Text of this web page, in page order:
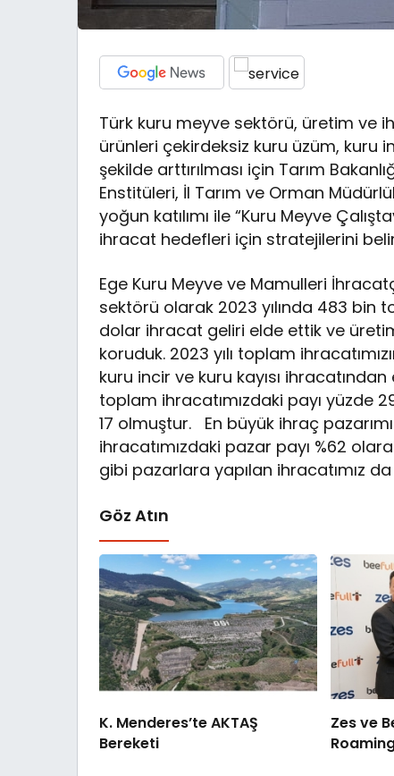
Türk kuru meyve sektörü, üretim ve
ürünleri çekirdeksiz kuru üzüm, kuru
şekilde arttırılması için Tarım
Enstitüleri, İl Tarım ve Orman
yoğun katılımı ile “Kuru Meyve
ihracat hedefleri için stratejilerini
Ege Kuru Meyve ve Mamulleri
sektörü olarak 2023 yılında 483 bin
dolar ihracat geliri elde ettik ve
koruduk. 2023 yılı toplam
kuru incir ve kuru kayısı
toplam ihracatımızdaki payı yüzde
17 olmuştur. En büyük ihraç
ihracatımızdaki pazar payı %62
gibi pazarlara yapılan ihracatımız
Göz Atın
K. Menderes’te AKTAŞ
Bereketi
Zes ve